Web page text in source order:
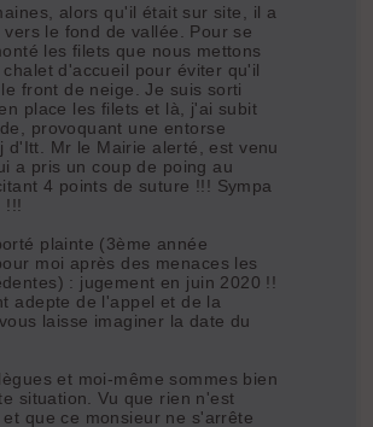
alors qu'il était sur site, il a
le fond de vallée. Pour se
les filets que nous mettons
d'accueil pour éviter qu'il
front de neige. Je suis sorti
place les filets et là, j'ai subit
provoquant une entorse
d'Itt. Mr le Mairie alerté, est venu
a pris un coup de poing au
4 points de suture !!! Sympa
!!!
plainte (3ème année
moi après des menaces les
: jugement en juin 2020 !!
adepte de l'appel et de la
laisse imaginer la date du
et moi-même sommes bien
situation. Vu que rien n'est
et que ce monsieur ne s'arrête